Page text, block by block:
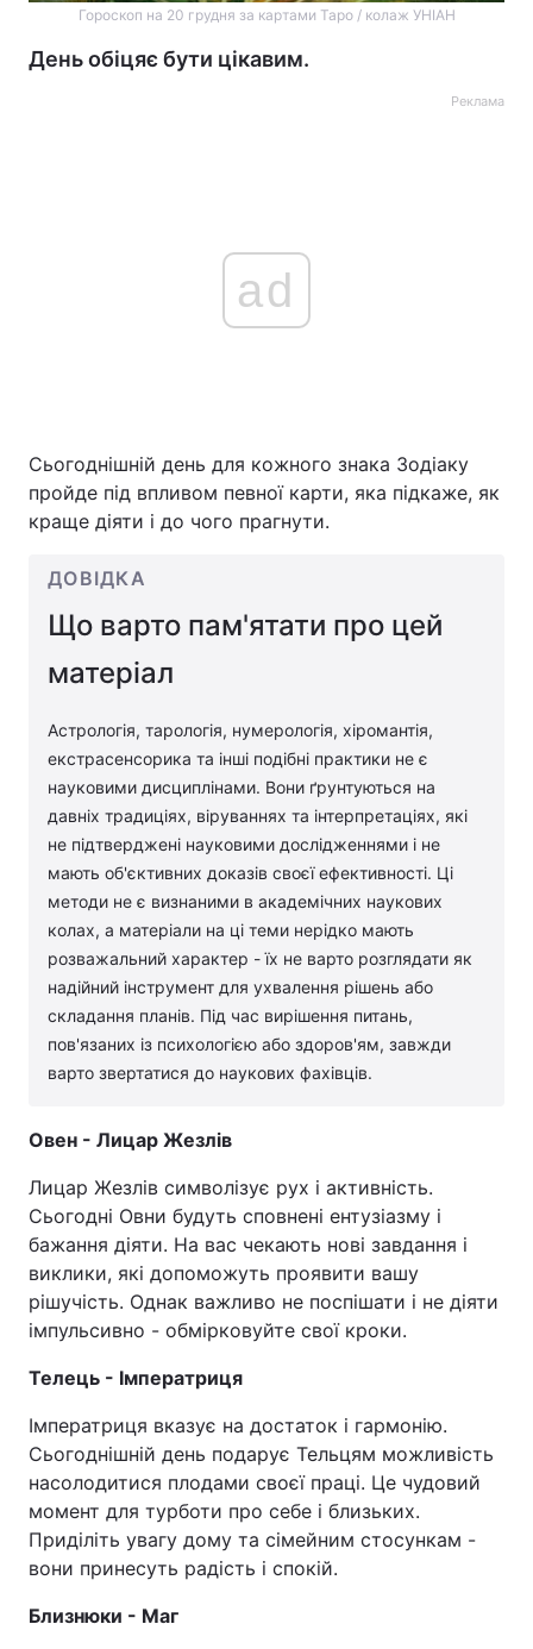
Гороскоп на 20 грудня за картами Таро / колаж УНІАН
День обіцяє бути цікавим.
Реклама
ad
Сьогоднішній день для кожного знака Зодіаку
пройде під впливом певної карти, яка підкаже, як
краще діяти і до чого прагнути.
ДОВІДКА
Що варто пам'ятати про цей
матеріал
Астрологія, тарологія, нумерологія, хіромантія,
екстрасенсорика та інші подібні практики не є
науковими дисциплінами. Вони ґрунтуються на
давніх традиціях, віруваннях та інтерпретаціях, які
не підтверджені науковими дослідженнями і не
мають об'єктивних доказів своєї ефективності. Ці
методи не є визнаними в академічних наукових
колах, а матеріали на ці теми нерідко мають
розважальний характер - їх не варто розглядати як
надійний інструмент для ухвалення рішень або
складання планів. Під час вирішення питань,
пов'язаних із психологією або здоров'ям, завжди
варто звертатися до наукових фахівців.
Овен - Лицар Жезлів
Лицар Жезлів символізує рух і активність.
Сьогодні Овни будуть сповнені ентузіазму і
бажання діяти. На вас чекають нові завдання і
виклики, які допоможуть проявити вашу
рішучість. Однак важливо не поспішати і не діяти
імпульсивно - обмірковуйте свої кроки.
Телець - Імператриця
Імператриця вказує на достаток і гармонію.
Сьогоднішній день подарує Тельцям можливість
насолодитися плодами своєї праці. Це чудовий
момент для турботи про себе і близьких.
Приділіть увагу дому та сімейним стосункам -
вони принесуть радість і спокій.
Близнюки - Маг